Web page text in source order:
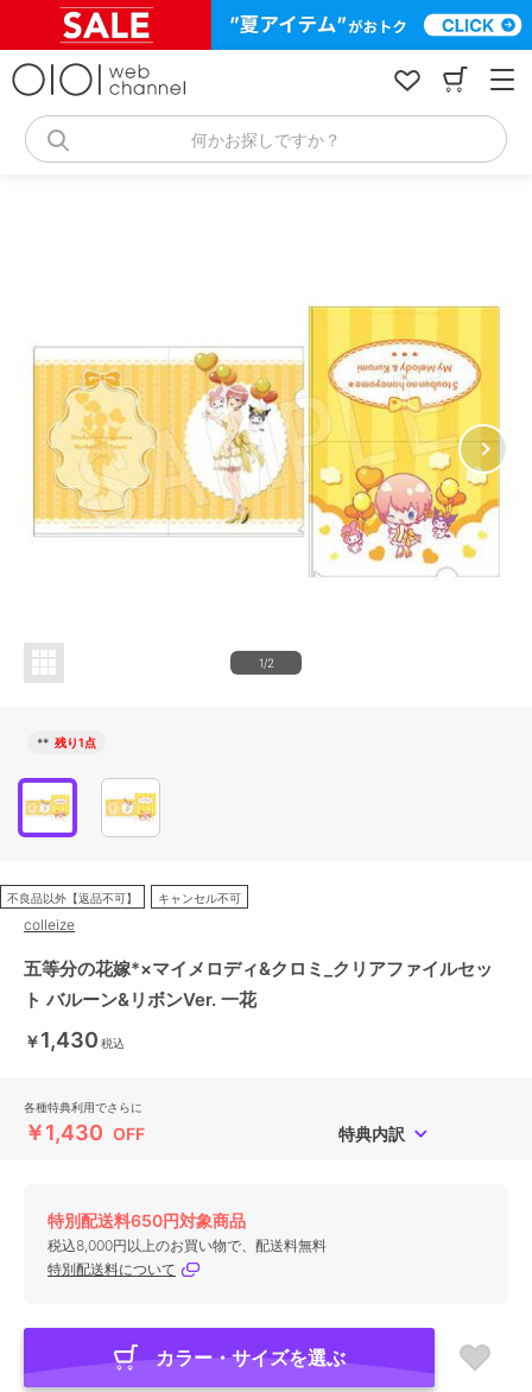
何かお探しですか？
1/2
** 残り1点
不良品以外【返品不可】 キャンセル不可
colleize
五等分の花嫁*×マイメロディ&クロミ_クリアファイルセッ
ト バルーン&リボンVer. 一花
￥1,430 税込
各種特典利用でさらに
￥1,430 OFF 特典内訳
特別配送料650円対象商品
税込8,000円以上のお買い物で、配送料無料
特別配送料について
カラー・サイズを選ぶ